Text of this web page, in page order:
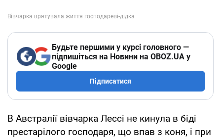
Будьте першими у курсі головного —
підпишіться на Новини на OBOZ.UA у
Google
Підписатися
В Австралії вівчарка Лессі не кинула в біді
престарілого господаря, що впав з коня, і при